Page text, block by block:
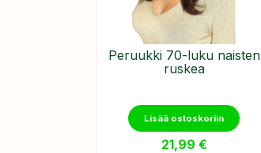
Peruukki 70-luku naisten
ruskea
Lisää ostoskoriin
21,99 €